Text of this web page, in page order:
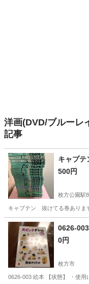
洋画(DVD/ブルーレ
記事
キャプテ
500円
枚方公園駅
キャプテン 抜けてる巻ありま
大阪 高槻市
0626-
0円
枚方市
0626-003 絵本 【状態】 ・使